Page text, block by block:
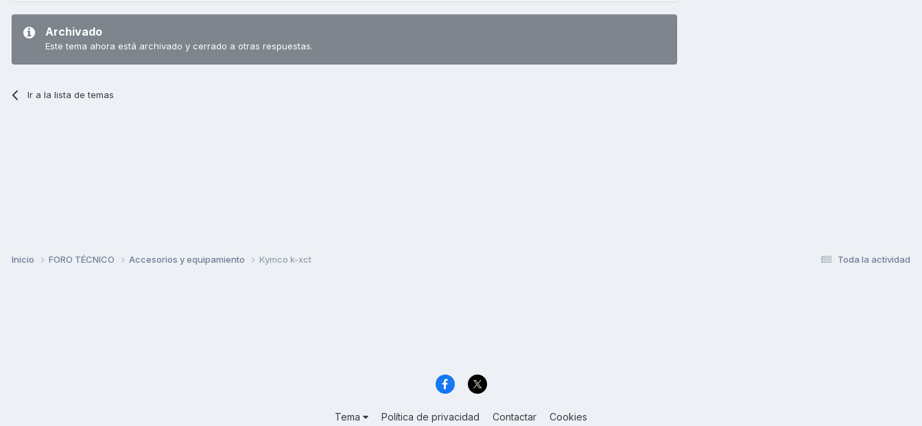
Archivado
Este tema ahora está archivado y cerrado a otras respuestas.
Ir a la lista de temas
Toda la actividad
Inicio FORO TÉCNICO Accesorios y equipamiento Kymco k-xct
Tema Política de privacidad Contactar Cookies